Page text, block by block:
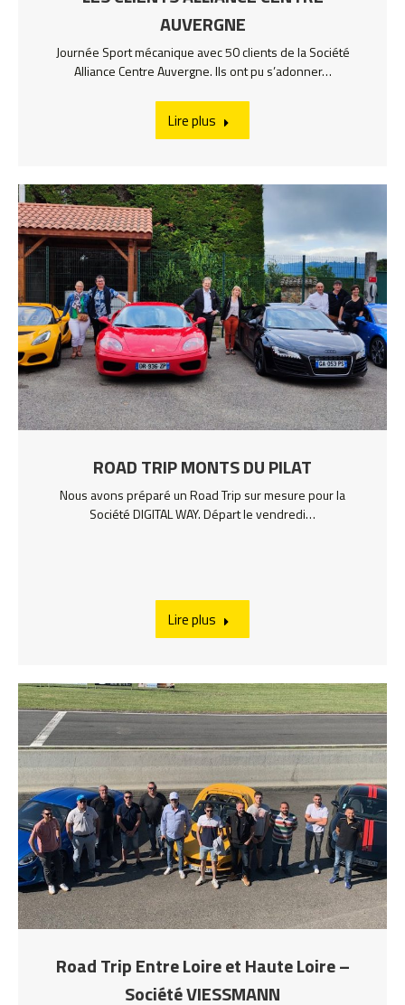
AUVERGNE
Journée Sport mécanique avec 50 clients de la Société
Alliance Centre Auvergne. Ils ont pu s’adonner…
Lire plus
ROAD TRIP MONTS DU PILAT
Nous avons préparé un Road Trip sur mesure pour la
Société DIGITAL WAY. Départ le vendredi…
Lire plus
Road Trip Entre Loire et Haute Loire –
Société VIESSMANN